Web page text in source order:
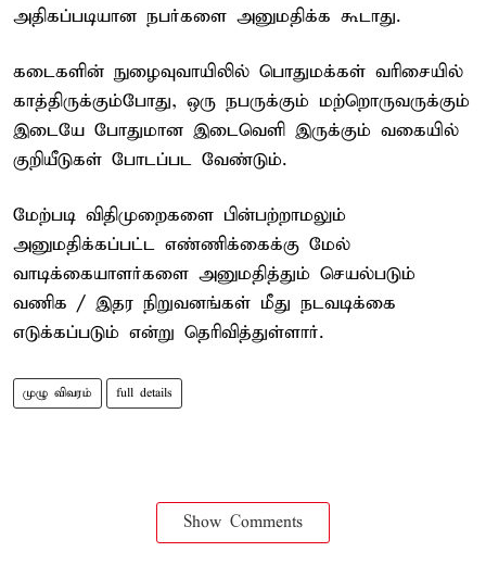
அதிகப்படியான நபர்களை அனுமதிக்க கூடாது.
கடைகளின் நுழைவுவாயிலில் பொதுமக்கள் வரிசையில்
காத்திருக்கும்போது, ஒரு நபருக்கும் மற்றொருவருக்கும்
இடையே போதுமான இடைவெளி இருக்கும் வகையில்
குறியீடுகள் போடப்பட வேண்டும்.
மேற்படி விதிமுறைகளை பின்பற்றாமலும்
அனுமதிக்கப்பட்ட எண்ணிக்கைக்கு மேல்
வாடிக்கையாளர்களை அனுமதித்தும் செயல்படும்
வணிக / இதர நிறுவனங்கள் மீது நடவடிக்கை
எடுக்கப்படும் என்று தெரிவித்துள்ளார்.
முழு விவரம் full details
Show Comments